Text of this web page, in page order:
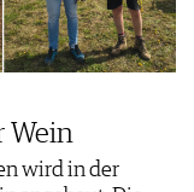
Wein
wird in der